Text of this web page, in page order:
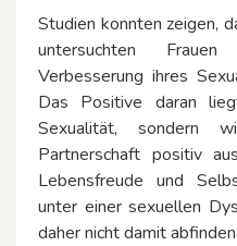
Studien konnten zeigen,
untersuchten
Verbesserung ihres
Das Positive daran
Sexualität, sondern
Partnerschaft positiv
Lebensfreude und
unter einer sexuellen
daher nicht damit abfinden.